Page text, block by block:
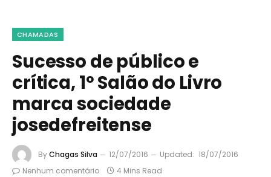
CHAMADAS
Sucesso de público e
crítica, 1º Salão do Livro
marca sociedade
josedefreitense
ByChagas Silva 12/07/2016 Updated: 18/07/2016
Nenhum comentário
4 Mins Read